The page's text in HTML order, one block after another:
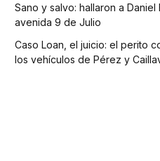
Sano y salvo: hallaron a
avenida 9 de Julio
Caso Loan, el juicio: el perito
los vehículos de Pérez y